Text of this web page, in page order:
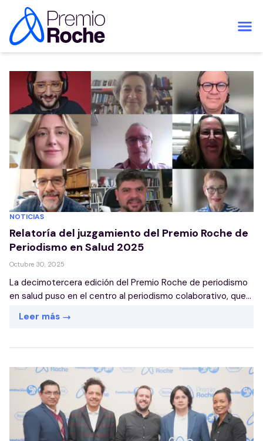
Saltar al contenido
NOTICIAS
Relatoría del juzgamiento del Premio Roche de
Periodismo en Salud 2025
Octubre 30, 2025
La decimotercera edición del Premio Roche de periodismo
en salud puso en el centro al periodismo colaborativo, que...
Leer más